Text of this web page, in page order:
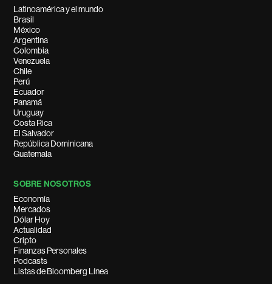
Latinoamérica y el mundo
Brasil
México
Argentina
Colombia
Venezuela
Chile
Perú
Ecuador
Panamá
Uruguay
Costa Rica
El Salvador
República Dominicana
Guatemala
SOBRE NOSOTROS
Economía
Mercados
Dólar Hoy
Actualidad
Cripto
Finanzas Personales
Podcasts
Listas de Bloomberg Línea